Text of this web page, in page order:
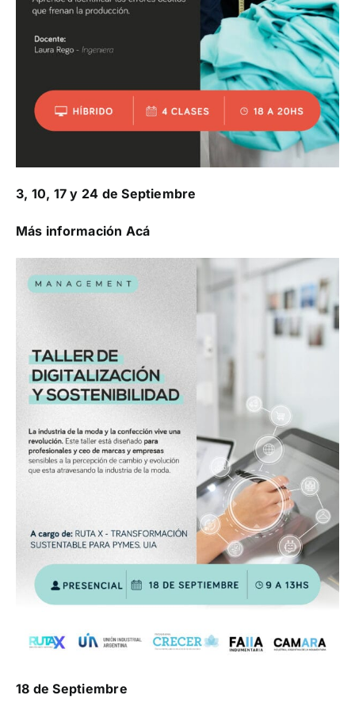
3, 10, 17 y 24 de Septiembre
Más información Acá
18 de Septiembre